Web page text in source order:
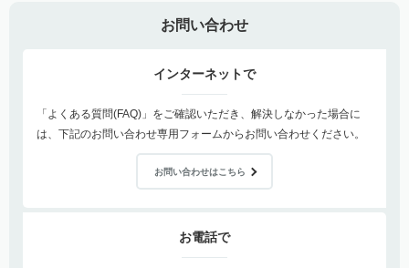
お問い合わせ
インターネットで
「よくある質問(FAQ)」をご確認いただき、解決しなかった場合に
は、下記のお問い合わせ専用フォームからお問い合わせください。
お問い合わせはこちら
お電話で